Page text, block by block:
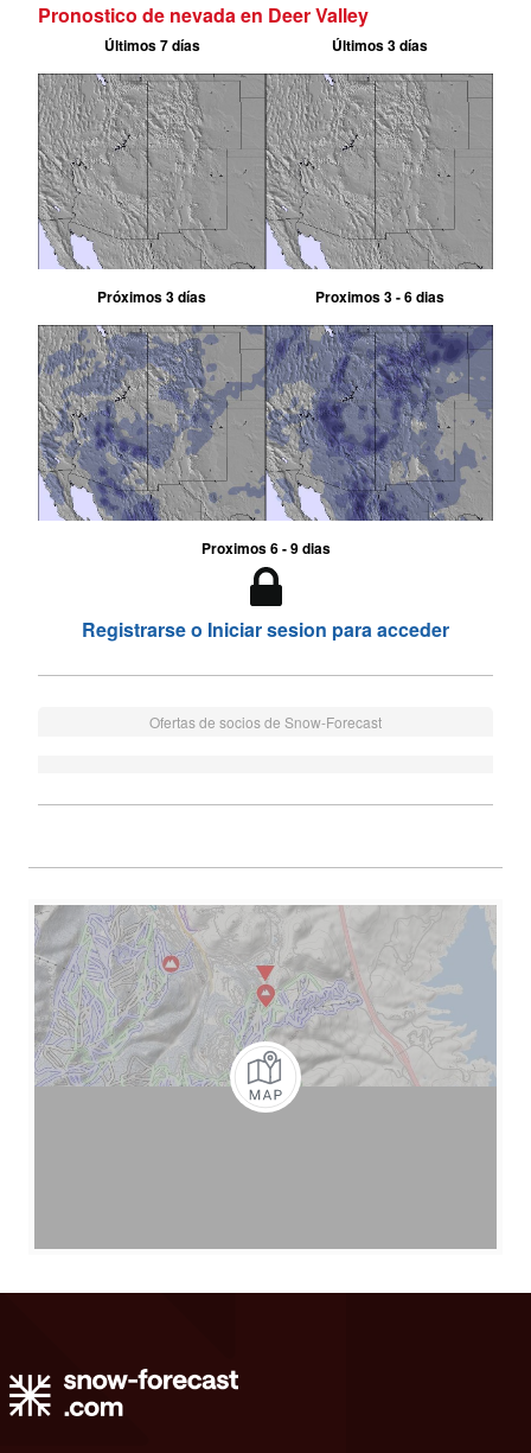
Pronostico de nevada en Deer Valley
Últimos 7 días Últimos 3 días
Próximos 3 días Proximos 3 - 6 dias
Proximos 6 - 9 dias
Registrarse o Iniciar sesion para acceder
Ofertas de socios de Snow-Forecast